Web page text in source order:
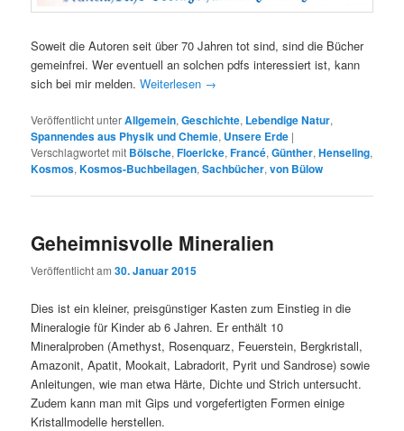
Soweit die Autoren seit über 70 Jahren tot sind, sind die Bücher
gemeinfrei. Wer eventuell an solchen pdfs interessiert ist, kann
sich bei mir melden.Weiterlesen →
Veröffentlicht unterAllgemein,Geschichte, Lebendige Natur,
Spannendes aus Physik und Chemie, Unsere Erde |
Verschlagwortet mit Bölsche,Floericke,Francé,Günther,Henseling,
Kosmos,Kosmos-Buchbeilagen,Sachbücher,von Bülow
Geheimnisvolle Mineralien
Veröffentlicht am30. Januar 2015
Dies ist ein kleiner, preisgünstiger Kasten zum Einstieg in die
Mineralogie für Kinder ab 6 Jahren. Er enthält 10
Mineralproben (Amethyst, Rosenquarz, Feuerstein, Bergkristall,
Amazonit, Apatit, Mookait, Labradorit, Pyrit und Sandrose) sowie
Anleitungen, wie man etwa Härte, Dichte und Strich untersucht.
Zudem kann man mit Gips und vorgefertigten Formen einige
Kristallmodelle herstellen.